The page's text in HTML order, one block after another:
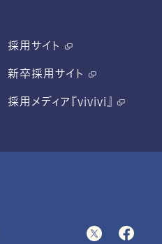
採用サイト
新卒採用サイト
採用メディア『vivivi』